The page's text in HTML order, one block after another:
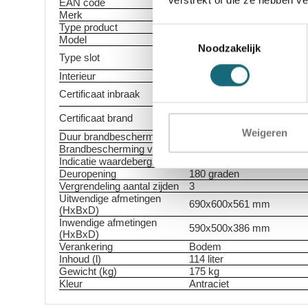
Toestemmingsselectie
Noodzakelijk
Weigeren
EAN code
5055409506610
Merk
Type product
Inbraak- en
Model
Type slot
EN 1300 gecertificeerd
sleutels
Interieur
2 legborden in hoogte
Certificaat inbraak
ECB-S gecertificeerde
volgens EN 1143-1 Grade
Certificaat brand
ECB-S gecertificeerde
Duur brandbescherming
Brandbescherming voor
Papier
Indicatie waardeberging
Deuropening
180 graden
Vergrendeling aantal zijden
3
Uitwendige afmetingen
(HxBxD)
690x600x561 mm
Inwendige afmetingen
(HxBxD)
590x500x386 mm
Verankering
Bodem
Inhoud (l)
114 liter
Gewicht (kg)
175 kg
Kleur
Antraciet